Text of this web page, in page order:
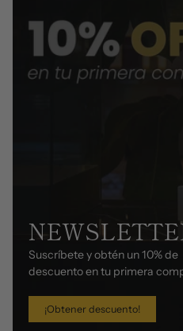
Suscríbete y obtén un 10% de
descuento en tu primera
¡Obtener descuento!